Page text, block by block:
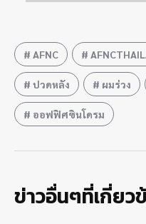
AFNC
ปวดหลัง ผมร่วง
ออฟฟิศซินโดรม
ข่าวอื่นๆที่เกี่ยว